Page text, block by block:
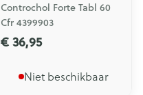
Controchol Forte Tabl 60
Cfr 4399903
€ 36,95
Niet beschikbaar